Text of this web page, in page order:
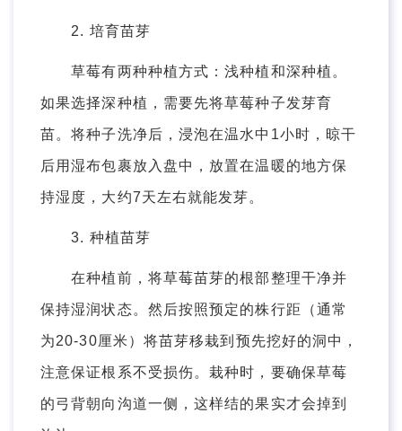
2. 培育苗芽
草莓有两种种植方式：浅种植和深种植。
如果选择深种植，需要先将草莓种子发芽育
苗。将种子洗净后，浸泡在温水中1小时，晾干
后用湿布包裹放入盘中，放置在温暖的地方保
持湿度，大约7天左右就能发芽。
3. 种植苗芽
在种植前，将草莓苗芽的根部整理干净并
保持湿润状态。然后按照预定的株行距（通常
为20-30厘米）将苗芽移栽到预先挖好的洞中，
注意保证根系不受损伤。栽种时，要确保草莓
的弓背朝向沟道一侧，这样结的果实才会掉到